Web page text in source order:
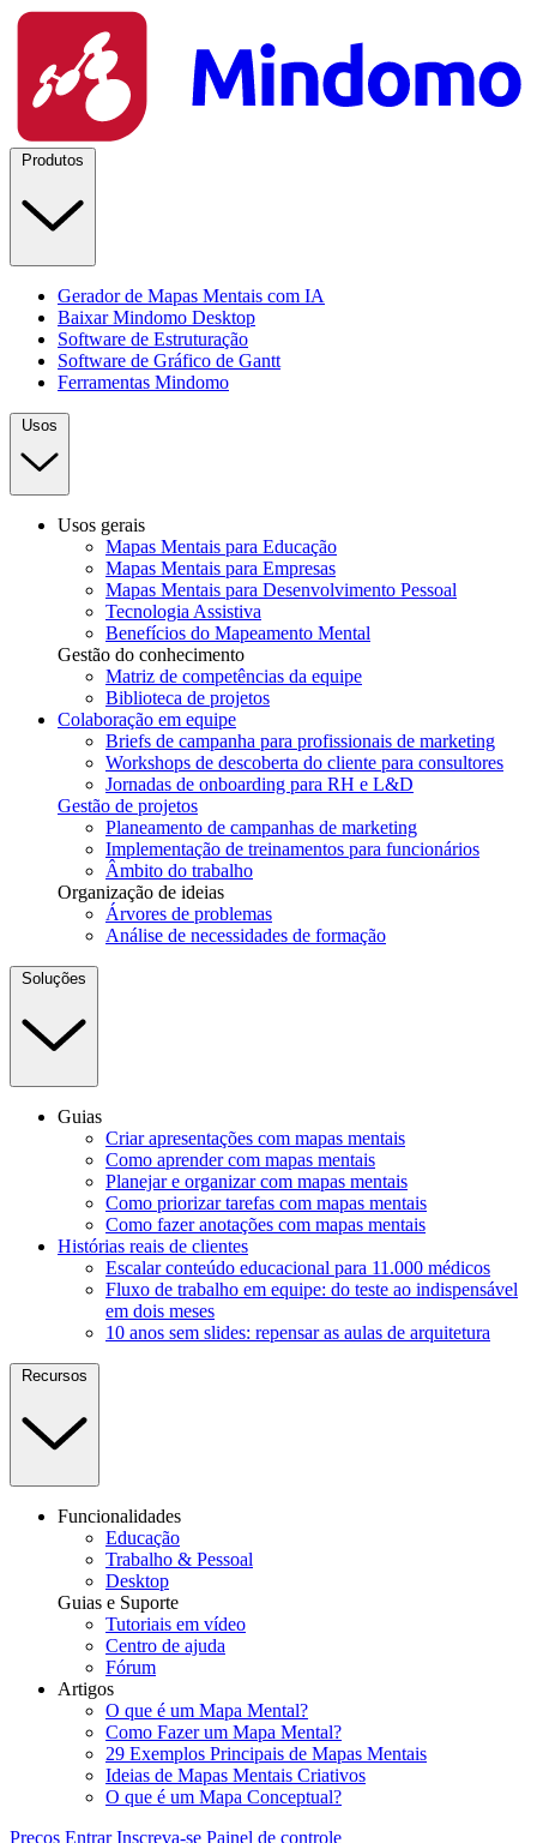
Produtos
Gerador de Mapas Mentais com IA
Baixar Mindomo Desktop
Software de Estruturação
Software de Gráfico de Gantt
Ferramentas Mindomo
Usos
Usos gerais
Mapas Mentais para Educação
Mapas Mentais para Empresas
Mapas Mentais para Desenvolvimento Pessoal
Tecnologia Assistiva
Benefícios do Mapeamento Mental
Gestão do conhecimento
Matriz de competências da equipe
Biblioteca de projetos
Colaboração em equipe
Briefs de campanha para profissionais de marketing
Workshops de descoberta do cliente para consultores
Jornadas de onboarding para RH e L&D
Gestão de projetos
Planeamento de campanhas de marketing
Implementação de treinamentos para funcionários
Âmbito do trabalho
Organização de ideias
Árvores de problemas
Análise de necessidades de formação
Soluções
Guias
Criar apresentações com mapas mentais
Como aprender com mapas mentais
Planejar e organizar com mapas mentais
Como priorizar tarefas com mapas mentais
Como fazer anotações com mapas mentais
Histórias reais de clientes
Escalar conteúdo educacional para 11.000 médicos
Fluxo de trabalho em equipe: do teste ao indispensável
em dois meses
10 anos sem slides: repensar as aulas de arquitetura
Recursos
Funcionalidades
Educação
Trabalho & Pessoal
Desktop
Guias e Suporte
Tutoriais em vídeo
Centro de ajuda
Fórum
Artigos
O que é um Mapa Mental?
Como Fazer um Mapa Mental?
29 Exemplos Principais de Mapas Mentais
Ideias de Mapas Mentais Criativos
O que é um Mapa Conceptual?
Preços Entrar Inscreva-se Painel de controle